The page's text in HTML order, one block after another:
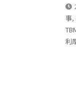
事,
利